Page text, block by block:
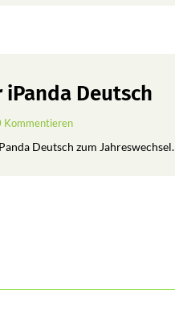
Deutsch
Kommentieren
Deutsch zum Jahreswechsel.